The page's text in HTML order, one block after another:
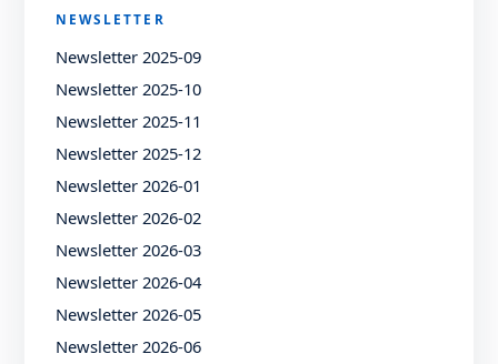
NEWSLETTER
Newsletter 2025-09
Newsletter 2025-10
Newsletter 2025-11
Newsletter 2025-12
Newsletter 2026-01
Newsletter 2026-02
Newsletter 2026-03
Newsletter 2026-04
Newsletter 2026-05
Newsletter 2026-06